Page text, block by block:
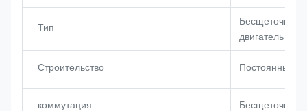
Тип
Бесщеточный
двигатель
Строительство Постоянный
коммутация Бесщеточный